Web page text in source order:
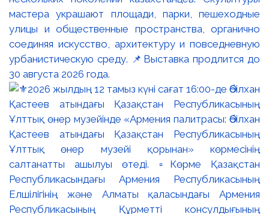
мастера украшают площади, парки, пешеходные
улицы и общественные пространства, органично
соединяя искусство, архитектуру и повседневную
урбанистическую среду. 📌Выставка продлится до
30 августа 2026 года.